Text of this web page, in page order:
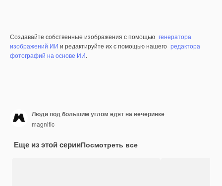
Создавайте собственные изображения с помощью генератора
изображений ИИ и редактируйте их с помощью нашего редактора
фотографий на основе ИИ.
Люди под большим углом едят на вечеринке
magnific
Еще из этой серииПосмотреть все